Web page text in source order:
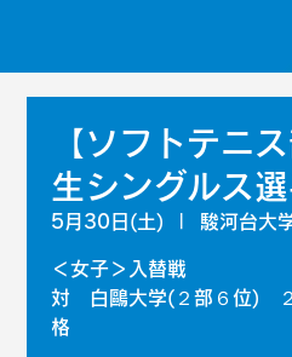
【ソフトテニ
生シングルス
5月30日(土) 駿河台大
＜女子＞入替戦
対 白鷗大学(２部６位)
格